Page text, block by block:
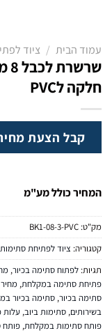
עמוד הבית / ציוד
חלקה לPVC
קבל הצעת
המחיר כולל מע"מ
מק"ט: BK1-08-3-PVC
קטגוריה: ציוד לפתיחת סתימות
תגיות: לפתוח סתימה בכיור,
פתיחת סתימה במקלחת,
סתימה בכיור, סתימה בכיור
בשירותים, סתימות ביוב, עלות
פותח סתימות במקלחת, פותח